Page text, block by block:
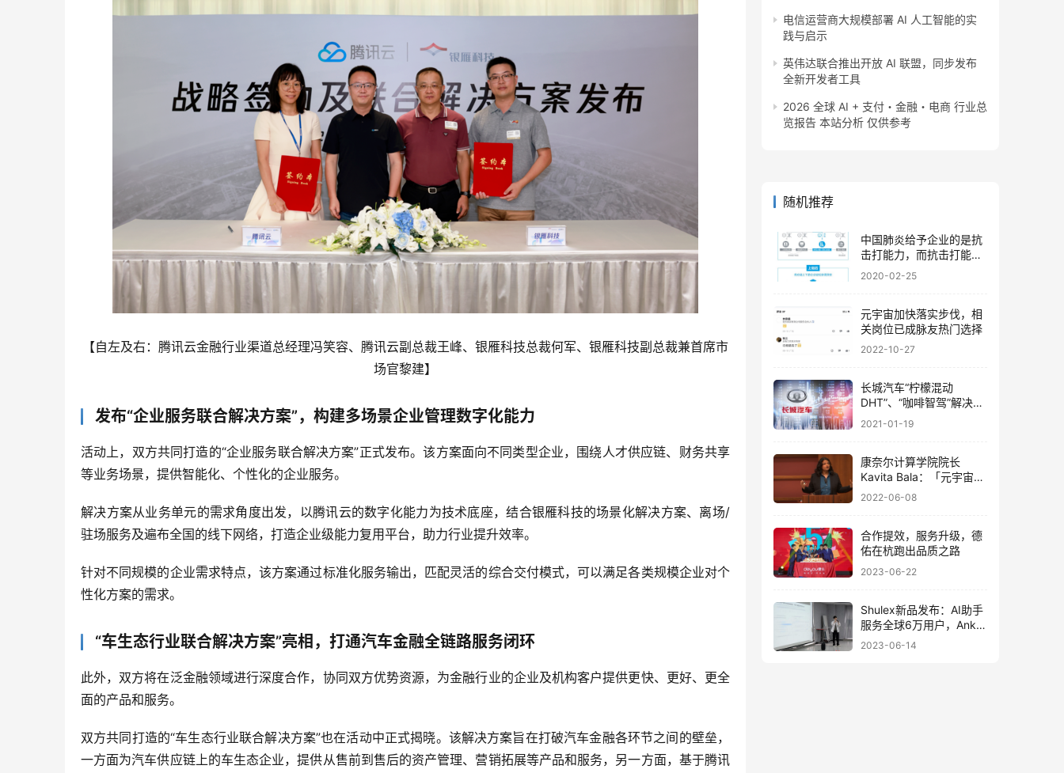
【自左及右：腾讯云金融行业渠道总经理冯笑容、腾讯云副总裁王峰、银雁科技总裁何军、银雁科技副总裁兼首席市
场官黎建】
发布“企业服务联合解决方案”，构建多场景企业管理数字化能力
活动上，双方共同打造的“企业服务联合解决方案”正式发布。该方案面向不同类型企业，围绕人才供应链、财务共享
等业务场景，提供智能化、个性化的企业服务。
解决方案从业务单元的需求角度出发，以腾讯云的数字化能力为技术底座，结合银雁科技的场景化解决方案、离场/
驻场服务及遍布全国的线下网络，打造企业级能力复用平台，助力行业提升效率。
针对不同规模的企业需求特点，该方案通过标准化服务输出，匹配灵活的综合交付模式，可以满足各类规模企业对个
性化方案的需求。
“车生态行业联合解决方案”亮相，打通汽车金融全链路服务闭环
此外，双方将在泛金融领域进行深度合作，协同双方优势资源，为金融行业的企业及机构客户提供更快、更好、更全
面的产品和服务。
双方共同打造的“车生态行业联合解决方案”也在活动中正式揭晓。该解决方案旨在打破汽车金融各环节之间的壁垒，
一方面为汽车供应链上的车生态企业，提供从售前到售后的资产管理、营销拓展等产品和服务，另一方面，基于腾讯
电信运营商大规模部署 AI 人工智能的实
践与启示
英伟达联合推出开放 AI 联盟，同步发布
全新开发者工具
2026 全球 AI + 支付・金融・电商 行业总
览报告 本站分析 仅供参考
随机推荐
中国肺炎给予企业的是抗
击打能力，而抗击打能力
一个最关键的核心就是现
2020-02-25
元宇宙加快落实步伐，相
关岗位已成脉友热门选择
2022-10-27
长城汽车“柠檬混动
DHT”、“咖啡智驾”解决方
案大力推动汽车智能化！
2021-01-19
康奈尔计算学院院长
Kavita Bala：「元宇宙」
算什么？上帝之眼或将通
2022-06-08
合作提效，服务升级，德
佑在杭跑出品质之路
2023-06-22
Shulex新品发布：AI助手
服务全球6万用户，Anker
已布局
2023-06-14